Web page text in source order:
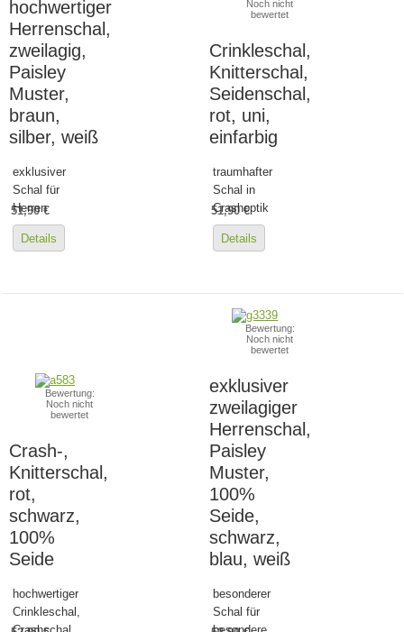
hochwertiger
Herrenschal,
zweilagig,
Paisley
Muster,
braun,
silber, weiß
exklusiver
Schal für
Herren
51,90 €
Details
Noch nicht
bewertet
Crinkleschal,
Knitterschal,
Seidenschal,
rot, uni,
einfarbig
traumhafter
Schal in
Crashoptik
51,90 €
Details
Bewertung:
Noch nicht
bewertet
Crash-,
Knitterschal,
rot,
schwarz,
100%
Seide
hochwertiger
Crinkleschal,
Bewertung:
Noch nicht
bewertet
exklusiver
zweilagiger
Herrenschal,
Paisley
Muster,
100%
Seide,
schwarz,
blau, weiß
besonderer
Schal für